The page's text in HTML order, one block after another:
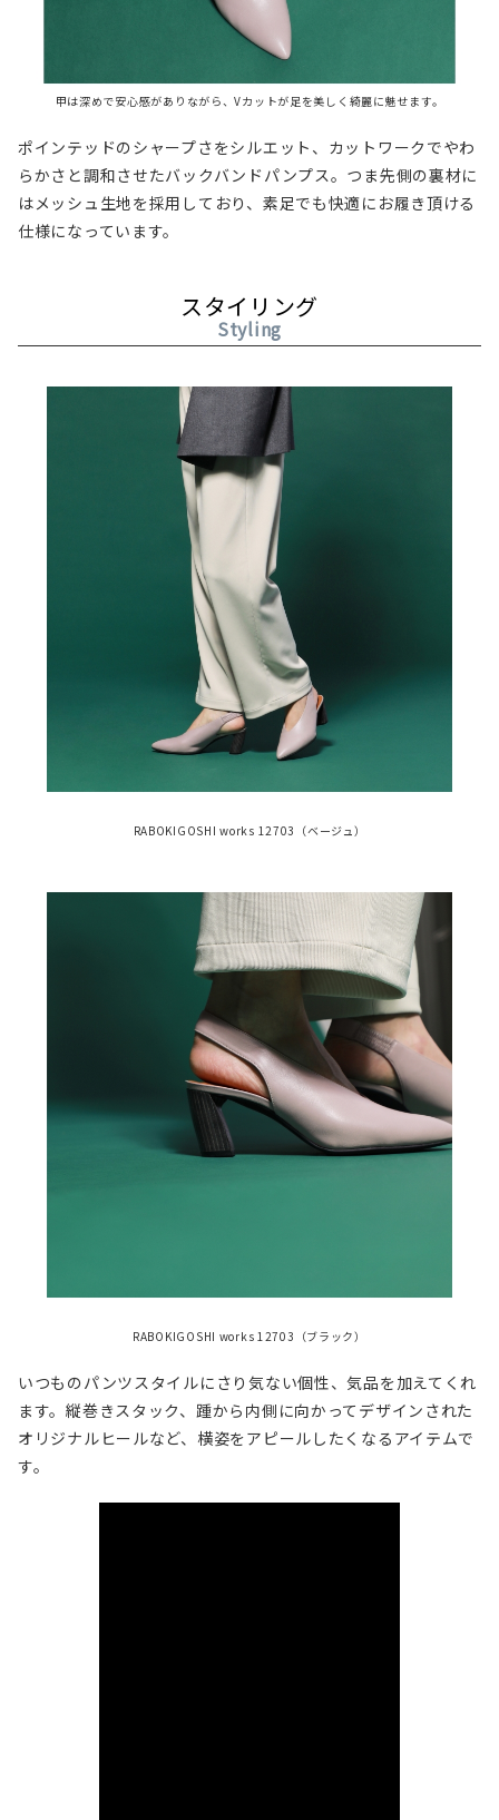
甲は深めで安心感がありながら、Vカットが足を美しく綺麗に魅せます。
ポインテッドのシャープさをシルエット、カットワークでやわ
らかさと調和させたバックバンドパンプス。つま先側の裏材に
はメッシュ生地を採用しており、素足でも快適にお履き頂ける
仕様になっています。
スタイリング
Styling
RABOKIGOSHI works 12703（ベージュ）
RABOKIGOSHI works 12703（ブラック）
いつものパンツスタイルにさり気ない個性、気品を加えてくれ
ます。縦巻きスタック、踵から内側に向かってデザインされた
オリジナルヒールなど、横姿をアピールしたくなるアイテムで
す。